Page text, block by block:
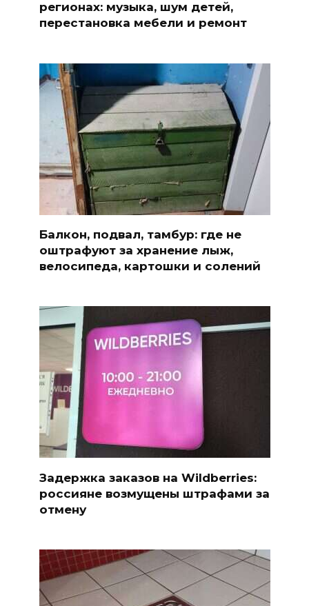
регионах: музыка, шум детей,
перестановка мебели и ремонт
Балкон, подвал, тамбур: где не
оштрафуют за хранение лыж,
велосипеда, картошки и солений
Задержка заказов на Wildberries:
россияне возмущены штрафами за
отмену